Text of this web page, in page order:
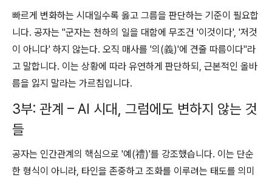
빠르게 변화하는 시대일수록 옳고 그름을 판단하는 기준이 필요합
니다. 공자는 "군자는 천하의 일을 대함에 무조건 '이것이다', '저것
이 아니다' 하지 않는다. 오직 매사를 '의(義)'에 견줄 따름이다"라
고 말합니다. 이는 상황에 따라 유연하게 판단하되, 근본적인 올바
름을 잃지 말라는 가르침입니다.
3부: 관계 – AI 시대, 그럼에도 변하지 않는 것
들
공자는 인간관계의 핵심으로 '예(禮)'를 강조했습니다. 이는 단순
한 형식이 아니라, 타인을 존중하고 조화를 이루려는 태도를 의미